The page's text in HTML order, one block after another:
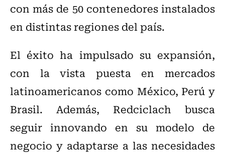
con más de 50 contenedores instalados
en distintas regiones del país.
El éxito ha impulsado su expansión,
con la vista puesta en mercados
latinoamericanos como México, Perú y
Brasil. Además, Redciclach busca
seguir innovando en su modelo de
negocio y adaptarse a las necesidades